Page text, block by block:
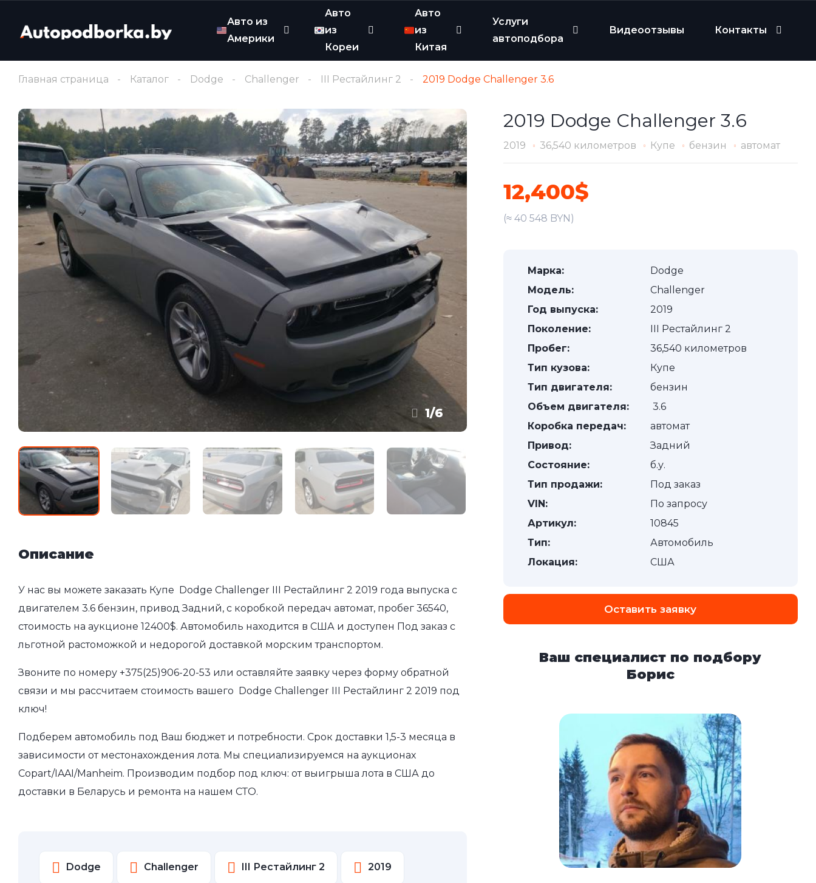
Авто из
Америки
Авто
из
Кореи
Авто
из
Китая
Услуги
автоподбора
Видеоотзывы Контакты
Главная страница Каталог Dodge Challenger III Рестайлинг 2 2019 Dodge Challenger 3.6
1/6
Описание
У нас вы можете заказать Купе Dodge Challenger III Рестайлинг 2 2019 года выпуска с
двигателем 3.6 бензин, привод Задний, с коробкой передач автомат, пробег 36540,
стоимость на аукционе 12400$. Автомобиль находится в США и доступен Под заказ с
льготной растоможкой и недорогой доставкой морским транспортом.
Звоните по номеру +375(25)906-20-53 или оставляйте заявку через форму обратной
связи и мы рассчитаем стоимость вашего Dodge Challenger III Рестайлинг 2 2019 под
ключ!
Подберем автомобиль под Ваш бюджет и потребности. Срок доставки 1,5-3 месяца в
зависимости от местонахождения лота. Мы специализируемся на аукционах
Copart/IAAI/Manheim. Производим подбор под ключ: от выигрыша лота в США до
доставки в Беларусь и ремонта на нашем СТО.
Dodge Challenger III Рестайлинг 2 2019
2019 Dodge Challenger 3.6
2019 36,540 километров Купе бензин автомат
12,400$
(≈ 40 548 BYN)
Марка:
Dodge
Модель:
Challenger
Год выпуска:
2019
Поколение:
III Рестайлинг 2
Пробег:
36,540 километров
Тип кузова:
Купе
Тип двигателя:
бензин
Объем двигателя:
3.6
Коробка передач:
автомат
Привод:
Задний
Состояние:
б.у.
Тип продажи:
Под заказ
VIN:
По запросу
Артикул:
10845
Тип:
Автомобиль
Локация:
США
Оставить заявку
Ваш специалист по подбору
Борис